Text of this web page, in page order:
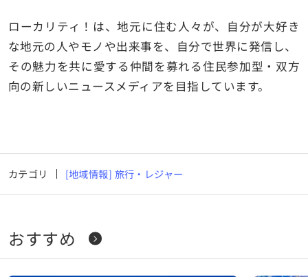
ローカリティ！は、地元に住む人々が、自分が大好き
な地元の人やモノや出来事を、自分で世界に発信し、
その魅力を共に愛する仲間を募れる住民参加型・双方
向の新しいニュースメディアを目指しています。
カテゴリ [地域情報] 旅行・レジャー
おすすめ